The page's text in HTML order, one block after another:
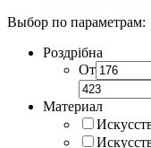
Выбор по параметрам:
Роздрібна
От
Материал